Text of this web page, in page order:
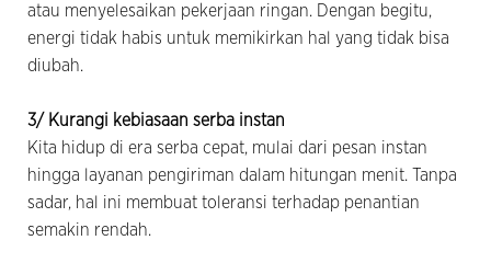
atau menyelesaikan pekerjaan ringan. Dengan begitu,
energi tidak habis untuk memikirkan hal yang tidak bisa
diubah.
3/ Kurangi kebiasaan serba instan
Kita hidup di era serba cepat, mulai dari pesan instan
hingga layanan pengiriman dalam hitungan menit. Tanpa
sadar, hal ini membuat toleransi terhadap penantian
semakin rendah.